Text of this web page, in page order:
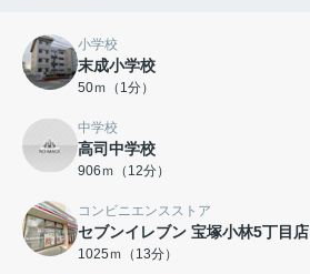
小学校
末成小学校
50ｍ（1分）
中学校
高司中学校
906ｍ（12分）
コンビニエンスストア
セブンイレブン 宝塚小林5丁目店
1025ｍ（13分）